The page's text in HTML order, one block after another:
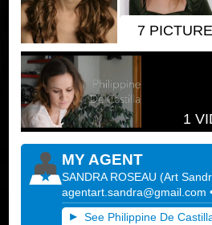
7
1
MY AGENT
SANDRA ROSEAU (Art
agentart.sandra@gmail.com
See Philippine De